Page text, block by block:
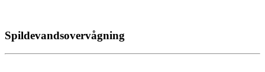
Spildevandsovervågning